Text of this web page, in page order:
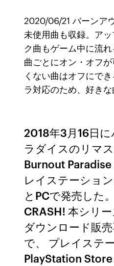
2020/06/21 バーンア
未使用曲も収録。ア
ク曲もゲーム中に流
曲ごとにオン・オフ
くない曲はオフにで
ラ対応のため、好きな
2018年3月16日
ラダイスのリマス
Burnout
レイステーショ
とPCで発売した
CRASH! 本シリ
ダウンロード販
で、 プレイステ
PlayStation